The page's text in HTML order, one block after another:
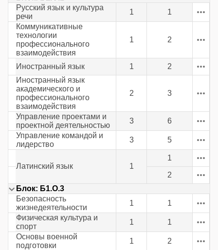
Русский язык и культура
речи
1
1
Коммуникативные
технологии
профессионального
взаимодействия
1 2
Иностранный язык 1
2
Иностранный язык
академического и
профессионального
взаимодействия
2 3
Управление проектами и
проектной деятельностью
3
6
Управление командой и
лидерство
3 5
Латинский язык 1
1
2
Блок: Б1.О.3
Безопасность
жизнедеятельности
1
1
Физическая культура и
спорт
1
1
Основы военной
подготовки
1
2